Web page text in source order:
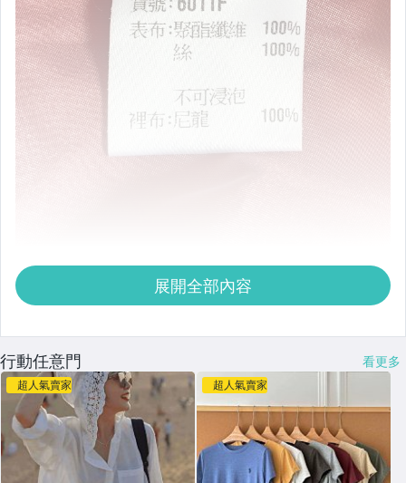
展開全部內容
行動任意門 看更多
超人氣賣家 超人氣賣家